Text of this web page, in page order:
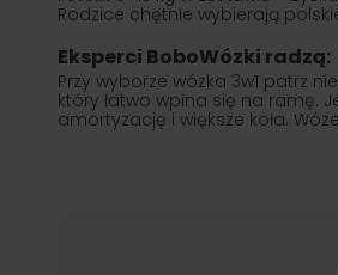
Rodzice chętnie wybierają
Eksperci BoboWózki radzą:
Przy wyborze wózka 3w1 patrz
który łatwo wpina się na ramę.
amortyzację i większe koła.